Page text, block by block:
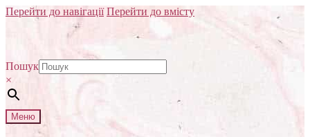
Перейти до навігації Перейти до вмісту
Пошук
×
Меню